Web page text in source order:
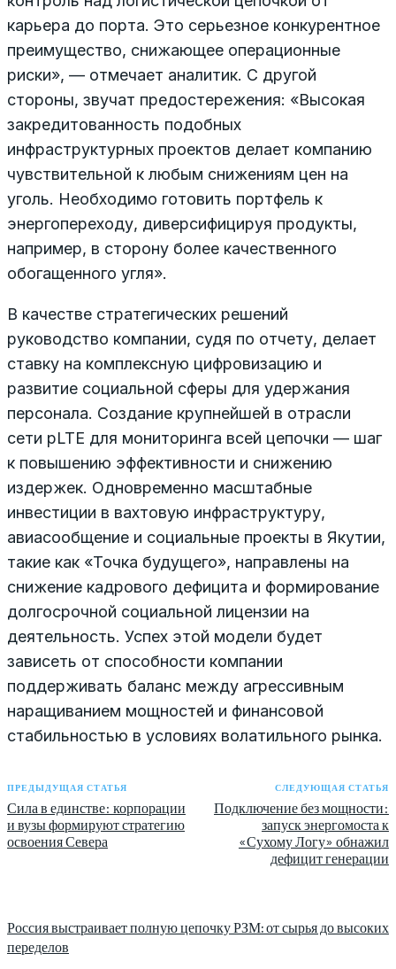
карьера до порта. Это серьезное конкурентное
преимущество, снижающее операционные
риски», — отмечает аналитик. С другой
стороны, звучат предостережения: «Высокая
закредитованность подобных
инфраструктурных проектов делает компанию
чувствительной к любым снижениям цен на
уголь. Необходимо готовить портфель к
энергопереходу, диверсифицируя продукты,
например, в сторону более качественного
обогащенного угля».
В качестве стратегических решений
руководство компании, судя по отчету, делает
ставку на комплексную цифровизацию и
развитие социальной сферы для удержания
персонала. Создание крупнейшей в отрасли
сети pLTE для мониторинга всей цепочки — шаг
к повышению эффективности и снижению
издержек. Одновременно масштабные
инвестиции в вахтовую инфраструктуру,
авиасообщение и социальные проекты в Якутии,
такие как «Точка будущего», направлены на
снижение кадрового дефицита и формирование
долгосрочной социальной лицензии на
деятельность. Успех этой модели будет
зависеть от способности компании
поддерживать баланс между агрессивным
наращиванием мощностей и финансовой
стабильностью в условиях волатильного рынка.
ПРЕДЫДУЩАЯ СТАТЬЯ
Сила в единстве: корпорации
и вузы формируют стратегию
освоения Севера
СЛЕДУЮЩАЯ СТАТЬЯ
Подключение без мощности:
запуск энергомоста к
«Сухому Логу» обнажил
дефицит генерации
Россия выстраивает полную цепочку РЗМ: от сырья до высоких
переделов